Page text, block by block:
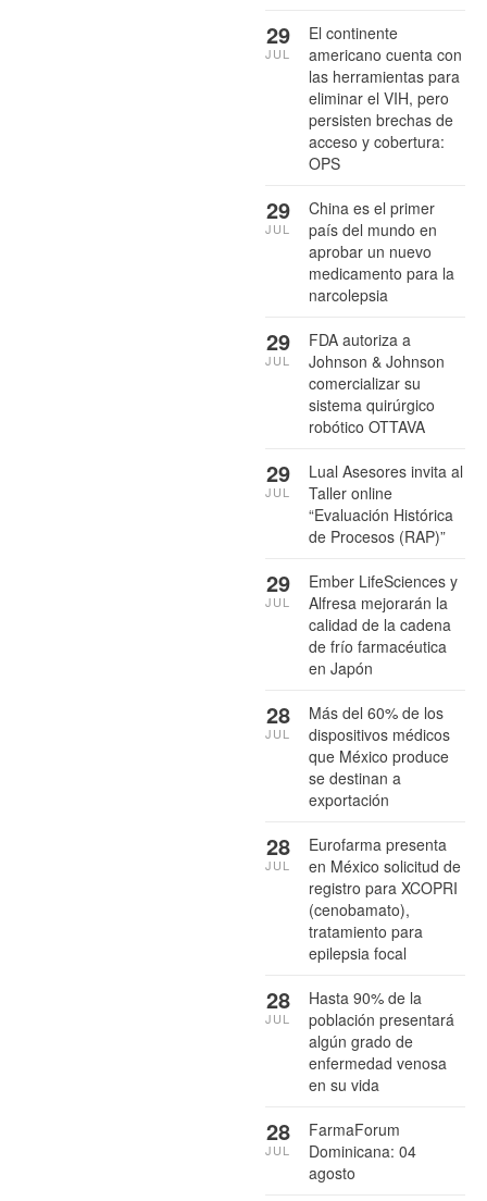
El continente
americano cuenta con
las herramientas para
eliminar el VIH, pero
persisten brechas de
acceso y cobertura:
OPS
29
JUL
China es el primer
país del mundo en
aprobar un nuevo
medicamento para la
narcolepsia
29
JUL
FDA autoriza a
Johnson & Johnson
comercializar su
sistema quirúrgico
robótico OTTAVA
29
JUL
Lual Asesores invita al
Taller online
“Evaluación Histórica
de Procesos (RAP)”
29
JUL
Ember LifeSciences y
Alfresa mejorarán la
calidad de la cadena
de frío farmacéutica
en Japón
29
JUL
Más del 60% de los
dispositivos médicos
que México produce
se destinan a
exportación
28
JUL
Eurofarma presenta
en México solicitud de
registro para XCOPRI
(cenobamato),
tratamiento para
epilepsia focal
28
JUL
Hasta 90% de la
población presentará
algún grado de
enfermedad venosa
en su vida
28
JUL
FarmaForum
Dominicana: 04
agosto
28
JUL